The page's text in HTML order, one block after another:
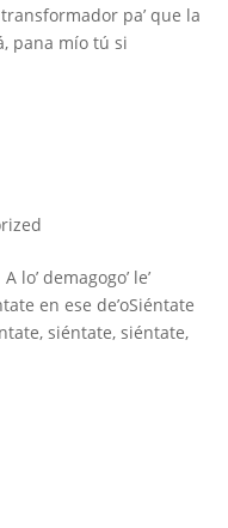
pa’ que la
pana mío tú si
lo’ demagogo’ le’
en ese de’oSiéntate
siéntate, siéntate,